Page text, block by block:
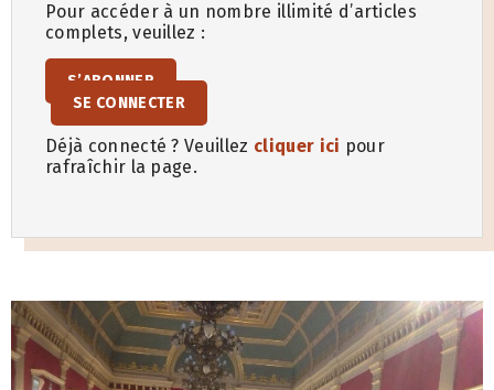
Pour accéder à un nombre illimité d’articles
complets, veuillez :
S’ABONNER
SE CONNECTER
Déjà connecté ? Veuillez cliquer ici pour
rafraîchir la page.